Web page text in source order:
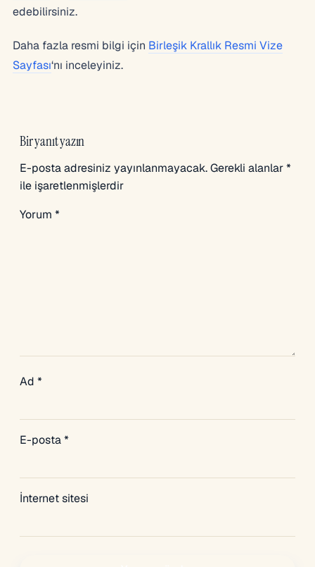
edebilirsiniz.
Daha fazla resmi bilgi için Birleşik Krallık Resmi Vize
Sayfası‘nı inceleyiniz.
Bir yanıt yazın
E-posta adresiniz yayınlanmayacak.Gerekli alanlar*
ile işaretlenmişlerdir
Yorum *
Ad *
E-posta*
İnternet sitesi